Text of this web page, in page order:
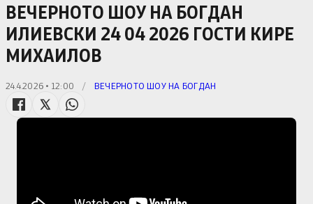
ВЕЧЕРНОТО ШОУ НА БОГДАН
ИЛИЕВСКИ 24 04 2026 ГОСТИ КИРЕ
МИХАИЛОВ
24.4.2026 • 12:00 / ВЕЧЕРНОТО ШОУ НА БОГДАН